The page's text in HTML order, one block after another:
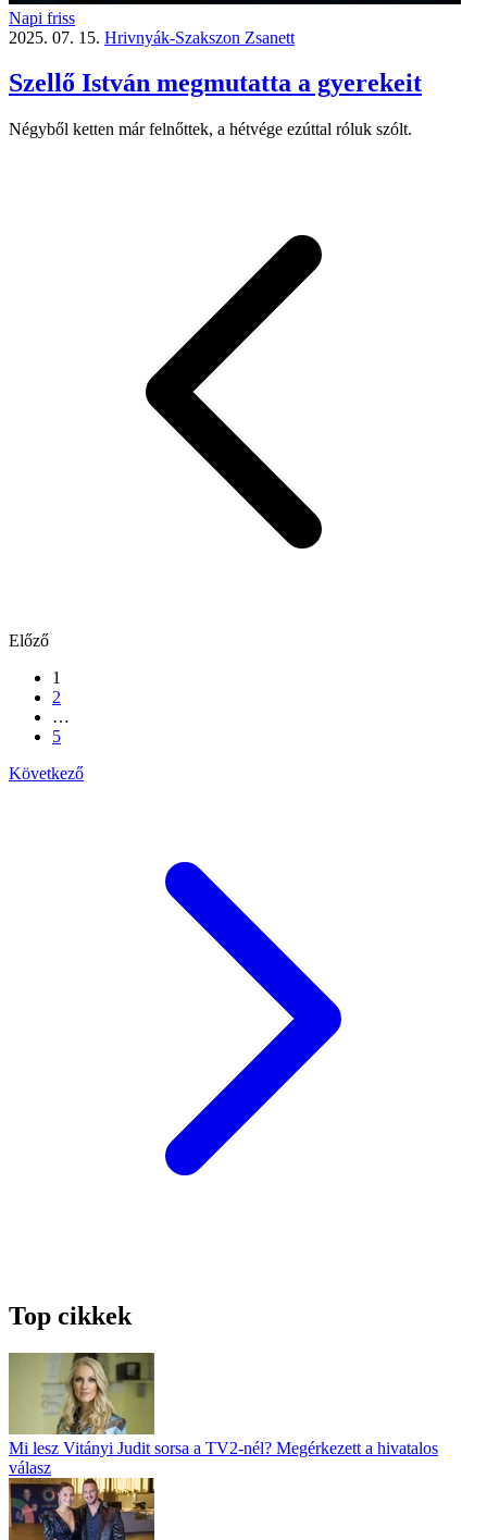
Napi friss
2025. 07. 15. Hrivnyák-Szakszon Zsanett
Szellő István megmutatta a gyerekeit
Négyből ketten már felnőttek, a hétvége ezúttal róluk szólt.
Előző
1
2
…
5
Következő
Top cikkek
Mi lesz Vitányi Judit sorsa a TV2-nél? Megérkezett a hivatalos
válasz